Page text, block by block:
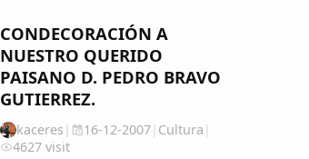
CONDECORACIÓN A
NUESTRO QUERIDO
PAISANO D. PEDRO BRAVO
GUTIERREZ.
kaceres | 16-12-2007| Cultura |
4627 visit